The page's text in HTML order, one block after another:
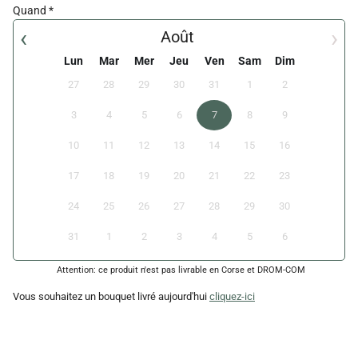
Quand
‹ ›
Août
Lun Mar Mer Jeu Ven Sam Dim
27 28 29 30 31 1 2
3 4 5 6 7 8 9
10 11 12 13 14 15 16
17 18 19 20 21 22 23
24 25 26 27 28 29 30
31 1 2 3 4 5 6
Attention: ce produit n'est pas livrable en Corse et DROM-COM
Vous souhaitez un bouquet livré aujourd'hui cliquez-ici